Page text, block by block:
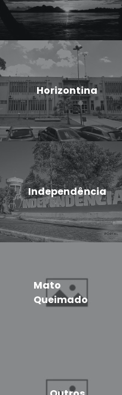
Horizontina
Independência
Mato
Queimado